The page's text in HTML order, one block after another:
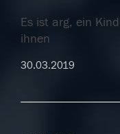
Es ist arg, ein
ihnen
30.03.2019